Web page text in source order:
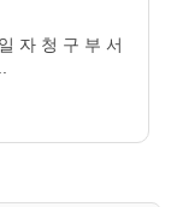
자 청 구 부 서